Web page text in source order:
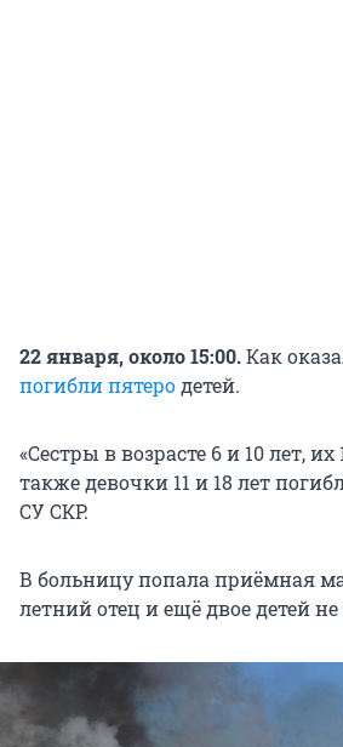
22 января, около 15:00.Как
погибли пятеродетей.
«Сестры в возрасте 6 и 10 лет,
также девочки 11 и 18 лет
СУ СКР.
В больницу попала приёмная
летний отец и ещё двое детей